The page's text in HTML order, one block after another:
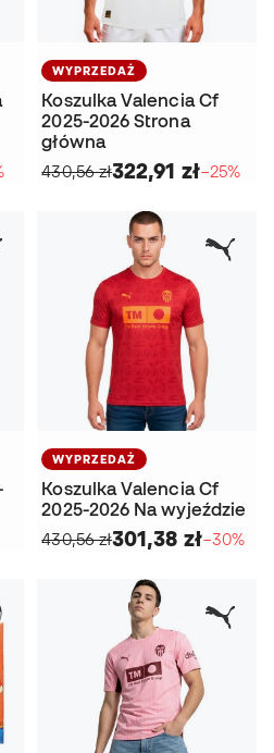
WYPRZEDAŻ
Koszulka Valencia Cf
2025-2026 Strona
główna
430,56 zł322,91 zł−25%
WYPRZEDAŻ
Koszulka Valencia Cf
2025-2026 Na wyjeździe
430,56 zł301,38 zł−30%